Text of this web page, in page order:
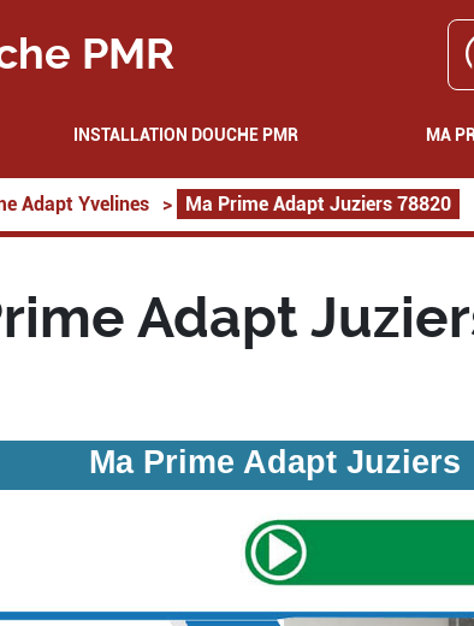
PMR
INSTALLATION DOUCHE PMR MA
Adapt Yvelines > Ma Prime Adapt Juziers 78820
Adapt
Ma Prime Adapt Juziers